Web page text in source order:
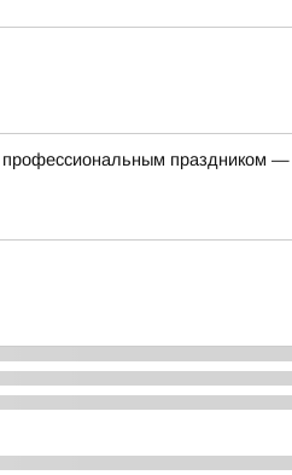
профессиональным праздником